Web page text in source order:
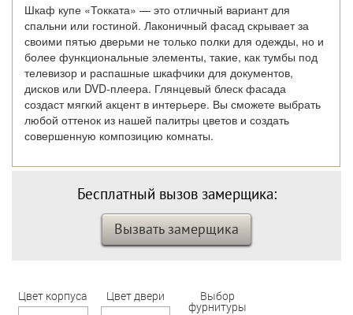
Шкаф купе «Токката» — это отличный вариант для
спальни или гостиной. Лаконичный фасад скрывает за
своими пятью дверьми не только полки для одежды, но и
более функциональные элементы, такие, как тумбы под
телевизор и распашные шкафчики для документов,
дисков или DVD-плеера. Глянцевый блеск фасада
создаст мягкий акцент в интерьере. Вы сможете выбрать
любой оттенок из нашей палитры цветов и создать
совершенную композицию комнаты.
Бесплатный вызов замерщика:
Вызвать замерщика
Цвет корпуса Цвет двери Выбор
фурнитуры